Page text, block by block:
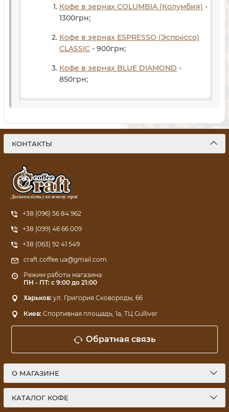
Кофе в зернах COLUMBIA (Колумбия) -
1300грн;
Кофе в зернах ESPRESSO (Эспре́ссо)
CLASSIC - 900грн;
Кофе в зернах BLUE DIAMOND -
850грн;
КОНТАКТЫ
Досконалість у кожному зерні
+38 (096) 56 84 962
+38 (099) 46 66 009
+38 (063) 92 41 549
craft.coffee.ua@gmail.com
Режим работы магазина:
ПН - ПТ: с 9:00 до 21:00
Харьков: ул. Григория Сковороды, 66
Киев: Спортивная площадь, 1a, ТЦ Gulliver
Обратная связь
О МАГАЗИНЕ
КАТАЛОГ КОФЕ